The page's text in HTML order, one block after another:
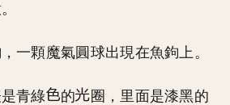
一顆魔氣圓球出現在魚鉤上。
青綠 的
圈，里面是漆黑的